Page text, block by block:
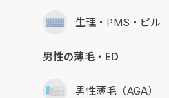
生理・PMS・ピル
男性の薄毛・ED
男性薄毛（AGA）